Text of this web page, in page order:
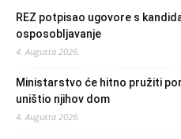
REZ potpisao ugovore s
osposobljavanje
4. Augusta 2026.
Ministarstvo će hitno pružiti
uništio njihov dom
4. Augusta 2026.